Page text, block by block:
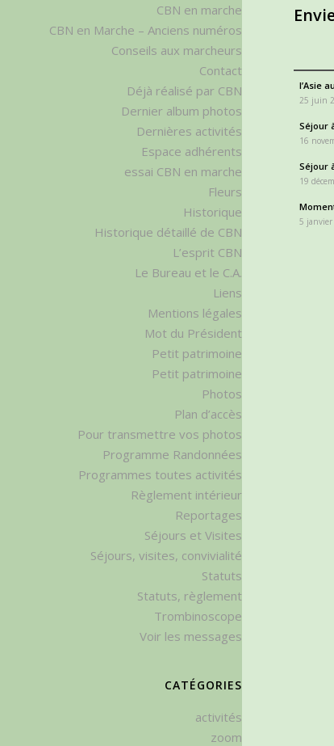
l’Asie
25 juin
Séjour
16
Séjour
19
5
CBN en marche
CBN en Marche – Anciens numéros
Conseils aux marcheurs
Contact
Déjà réalisé par CBN
Dernier album photos
Dernières activités
Espace adhérents
essai CBN en marche
Fleurs
Historique
Historique détaillé de CBN
L’esprit CBN
Le Bureau et le C.A.
Liens
Mentions légales
Mot du Président
Petit patrimoine
Petit patrimoine
Photos
Plan d’accès
Pour transmettre vos photos
Programme Randonnées
Programmes toutes activités
Règlement intérieur
Reportages
Séjours et Visites
Séjours, visites, convivialité
Statuts
Statuts, règlement
Trombinoscope
Voir les messages
CATÉGORIES
activités
zoom